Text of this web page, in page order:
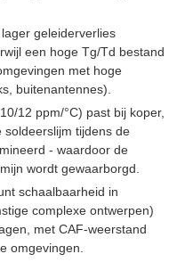
lager geleiderverlies
een hoge Tg/Td bestand
met hoge
buitenantennes).
12 ppm/°C) past bij koper,
tijdens de
- waardoor de
wordt gewaarborgd.
schaalbaarheid in
complexe ontwerpen)
met CAF-weerstand
omgevingen.